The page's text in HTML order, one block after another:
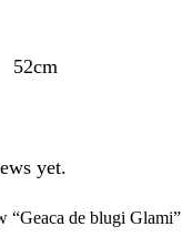
52cm
yet.
“Geaca de blugi Glami”